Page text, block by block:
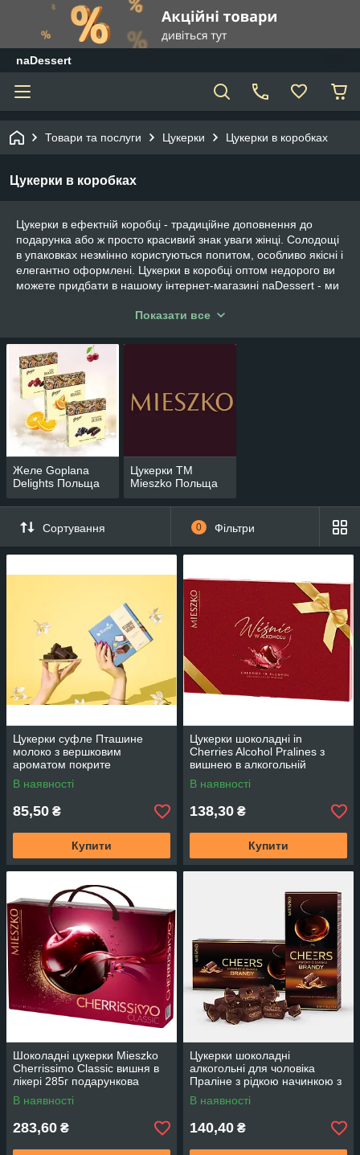
naDessert
Товари та послуги Цукерки Цукерки в коробках
Цукерки в коробках
Цукерки в ефектній коробці - традиційне доповнення до
подарунка або ж просто красивий знак уваги жінці. Солодощі
в упаковках незмінно користуються попитом, особливо якісні і
елегантно оформлені. Цукерки в коробці оптом недорого ви
можете придбати в нашому інтернет-магазині naDessert - ми
якість. І, звичайно ж, ви можете купити ошатну коробку
близьку жінку.
Показати все
Желе Goplana
Delights Польща
Цукерки TM
Mieszko Польща
Сортування 0 Фільтри
Цукерки суфле Пташине
молоко з вершковим
ароматом покрите
кондитерською молочною гла
зур'ю 300г ТМ TONIYA
В наявності
85,50 ₴
Купити
Цукерки шоколадні in
Cherries Alcohol Pralines з
вишнею в алкогольній
начинці 142г TM Mieszko
Польща
В наявності
138,30 ₴
Купити
Шоколадні цукерки Mieszko
Cherrissimo Classic вишня в
лікері 285г подарункова
упаковка
В наявності
283,60 ₴
Цукерки шоколадні
алкогольні для чоловіка
Праліне з рідкою начинкою з
лікеру Brandy MIESZKO 180 г
В наявності
140,40 ₴